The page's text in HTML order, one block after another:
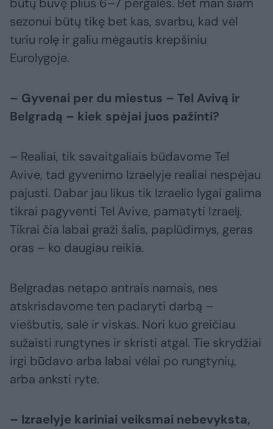
būtų buvę plius 6–7 pergalės. Bet man šiam
sezonui būtų tikę bet kas, svarbu, kad vėl
turiu rolę ir galiu mėgautis krepšiniu
Eurolygoje.
– Gyvenai per du miestus – Tel Avivą ir
Belgradą – kiek spėjai juos pažinti?
– Realiai, tik savaitgaliais būdavome Tel
Avive, tad gyvenimo Izraelyje realiai nespėjau
pajusti. Dabar jau likus tik Izraelio lygai galima
tikrai pagyventi Tel Avive, pamatyti Izraelį.
Tikrai čia labai graži šalis, paplūdimys, geras
oras – ko daugiau reikia.
Belgradas netapo antrais namais, nes
atskrisdavome ten padaryti darbą –
viešbutis, salė ir viskas. Nori kuo greičiau
sužaisti rungtynes ir skristi atgal. Tie skrydžiai
irgi būdavo arba labai vėlai po rungtynių,
arba anksti ryte.
– Izraelyje kariniai veiksmai nebevyksta,